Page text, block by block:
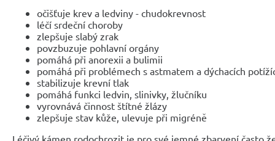
očišťuje krev a ledviny - chudokrevnost
léčí srdeční choroby
zlepšuje slabý zrak
povzbuzuje pohlavní orgány
pomáhá při anorexii a bulimii
pomáhá při problémech s astmatem a dýchacích
stabilizuje krevní tlak
pomáhá funkci ledvin, slinivky, žlučníku
vyrovnává činnost štítné žlázy
zlepšuje stav kůže, ulevuje při migréně
Léčivý kámen rodochrozit je pro své jemné zbarvení často